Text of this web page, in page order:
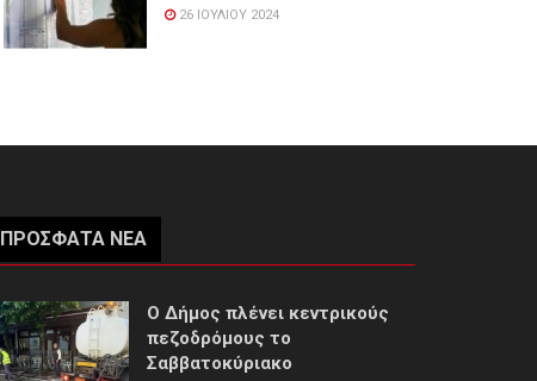
26 ΙΟΥΛΊΟΥ 2024
ΠΡΌΣΦΑΤΑ ΝΈΑ
Ο Δήμος πλένει κεντρικούς
πεζοδρόμους το
Σαββατοκύριακο